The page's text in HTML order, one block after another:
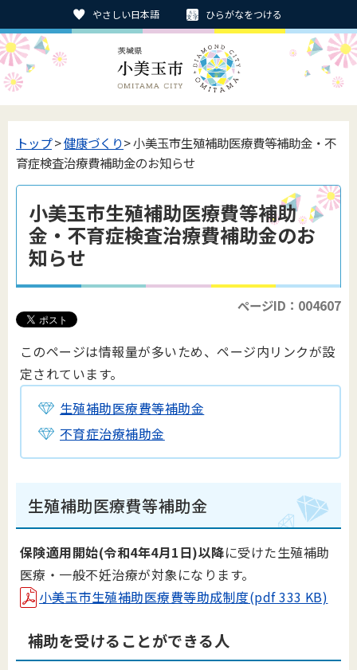
やさしい日本語 ひらがなをつける
トップ>健康づくり> 小美玉市生殖補助医療費等補助金・不
育症検査治療費補助金のお知らせ
小美玉市生殖補助医療費等補助
金・不育症検査治療費補助金のお
知らせ
ページID：004607
このページは情報量が多いため、ページ内リンクが設
定されています。
生殖補助医療費等補助金
不育症治療補助金
生殖補助医療費等補助金
保険適用開始(令和4年4月1日)以降に受けた生殖補助
医療・一般不妊治療が対象になります。
小美玉市生殖補助医療費等助成制度(pdf 333 KB)
補助を受けることができる人